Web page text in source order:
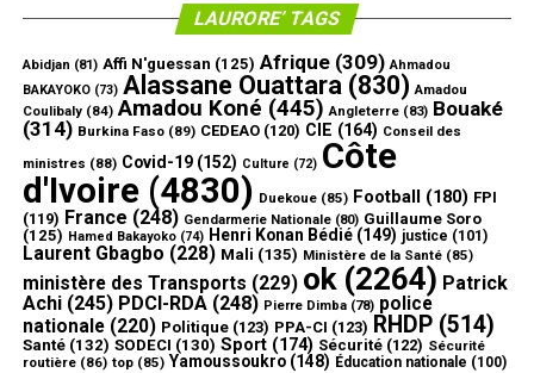
LAURORE’ TAGS
Abidjan (81) Affi N'guessan (125) Afrique(309) Ahmadou
BAKAYOKO(73) Alassane Ouattara(830) Amadou
Coulibaly(84) Amadou Koné (445) Angleterre(83) Bouaké
(314) Burkina Faso(89) CEDEAO(120) CIE (164) Conseil des
ministres (88) Covid-19(152) Culture (72) Côte
d'Ivoire(4830) Duekoue(85) Football (180) FPI
(119) France (248) Gendarmerie Nationale(80) Guillaume Soro
(125) Hamed Bakayoko(74) Henri Konan Bédié(149) justice (101)
Laurent Gbagbo (228) Mali (135) Ministère de la Santé(85)
ministère des Transports (229) ok(2264) Patrick
Achi(245) PDCI-RDA(248) Pierre Dimba(78) police
nationale(220) Politique(123) PPA-CI (123) RHDP(514)
Santé(132) SODECI (130) Sport(174) Sécurité(122) Sécurité
routière(86) top(85) Yamoussoukro(148) Éducation nationale (100)